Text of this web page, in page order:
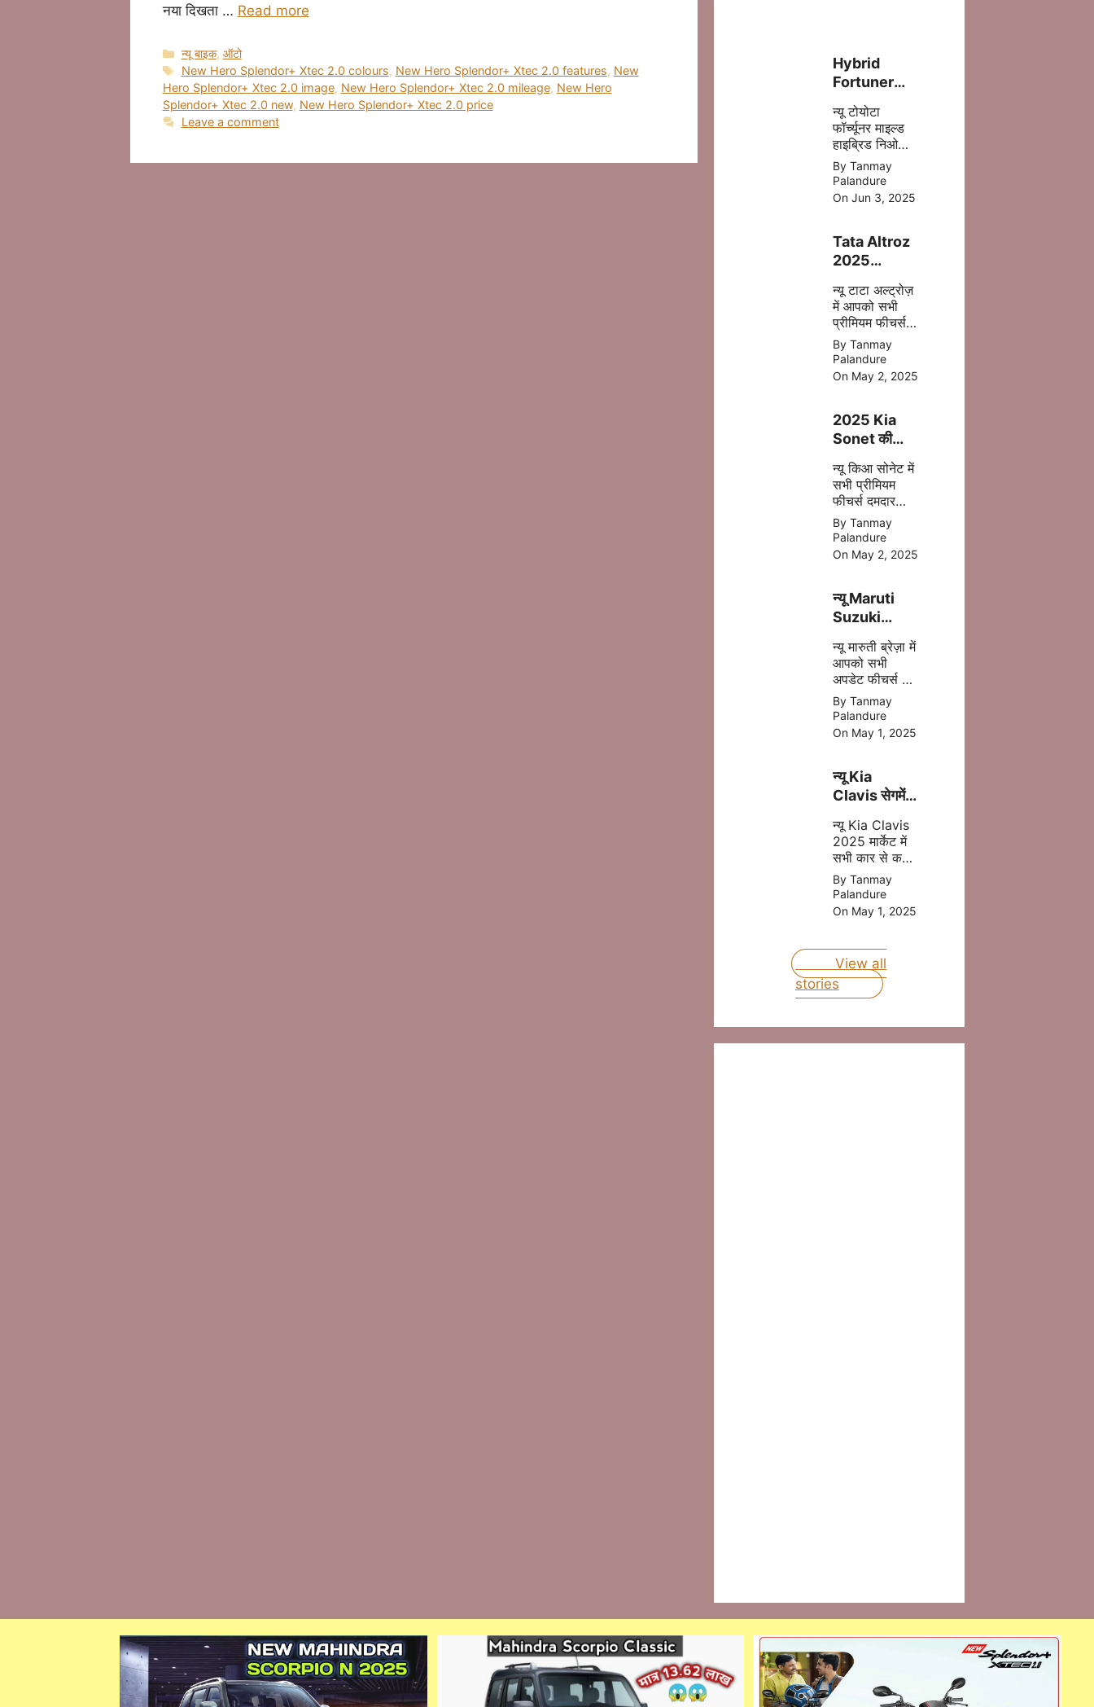
नया दिखता … Read more
Categories
न्यू बाइक, ऑटो
Tags
New Hero Splendor+ Xtec 2.0 colours, New Hero Splendor+ Xtec 2.0 features, New
Hero Splendor+ Xtec 2.0 image, New Hero Splendor+ Xtec 2.0 mileage, New Hero
Splendor+ Xtec 2.0 new, New Hero Splendor+ Xtec 2.0 price
Leave a comment
Hybrid
Fortuner
लॉन्च – ज़्यादा
पावर, कम फ्यूल
खर्च!
न्यू टोयोटा
फॉर्च्यूनर माइल्ड
हाइब्रिड निओ
ड्राइव में 5 %
डीजल की बचत
होने वाली है
,जिसमे ज्यादा
मिल जाता है |
By Tanmay
Palandure
On Jun 3, 2025
Tata Altroz
2025
जानिए क्या-क्या
बदला है इस बार
न्यू टाटा अल्ट्रोज़
में आपको सभी
प्रीमियम फीचर्स
अपडेट
एक्सटीरियर के
साथ ज्यादा सेफ्टी,
पॉवरफुल इंजन
जाता है |
By Tanmay
Palandure
On May 2, 2025
2025 Kia
Sonet की
पहली झलक –
अब मिलेगा बड़ा
टचस्क्रीन और
नए फीचर्स
न्यू किआ सोनेट में
सभी प्रीमियम
फीचर्स दमदार
इंजन डिसेंट सेफ्टी
बेहतर कलर के
साथ 2025 में
मिल जाती है |
By Tanmay
Palandure
On May 2, 2025
न्यू Maruti
Suzuki
Brezza
2025 अब
मात्र ₹8.69
लाख की प्राइस
में
न्यू मारुती ब्रेज़ा में
आपको सभी
अपडेट फीचर्स और
दमदार इंजन मिल
जाता है इसमें
आपको CNG का
आप्शन भी मिलने
आपकी माइलेज
बढ़ता है |
By Tanmay
Palandure
On May 1, 2025
न्यू Kia
Clavis सेगमेंट
होंगी जल्द लॉन्च
जानिए प्राइस
न्यू Kia Clavis
2025 मार्केट में
सभी कार से कड़ा
मुकबला करने
वाली है, क्युकी यह
कार अपडेट
फीचर्स और दमदार
लॉन्च होने वाली है
|
By Tanmay
Palandure
On May 1, 2025
View all
stories